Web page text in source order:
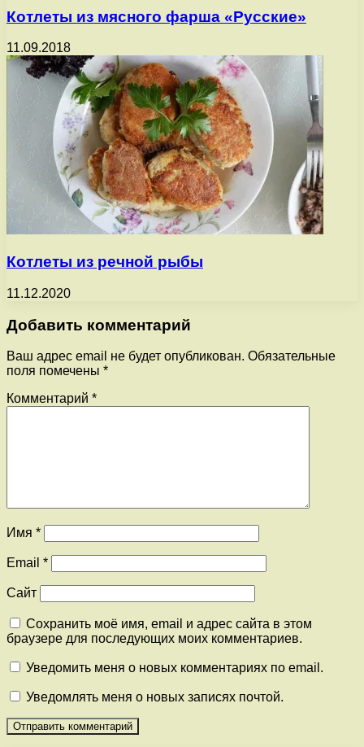
Котлеты из мясного фарша «Русские»
11.09.2018
Котлеты из речной рыбы
11.12.2020
Добавить комментарий
Ваш адрес email не будет опубликован. Обязательные
поля помечены *
Комментарий *
Имя *
Email *
Сайт
Сохранить моё имя, email и адрес сайта в этом
браузере для последующих моих комментариев.
Уведомить меня о новых комментариях по email.
Уведомлять меня о новых записях почтой.